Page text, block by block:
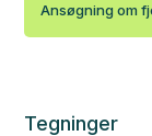
Ansøgning om
Tegninger